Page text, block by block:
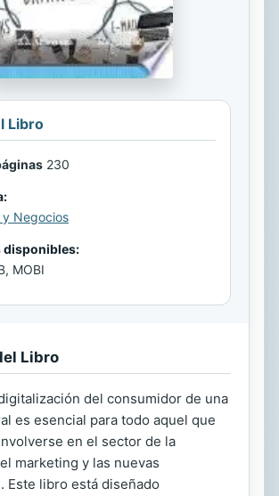
Libro
230
y Negocios
disponibles:
MOBI
Libro
del consumidor de una
es esencial para todo aquel que
en el sector de la
marketing y las nuevas
Este libro está diseñado